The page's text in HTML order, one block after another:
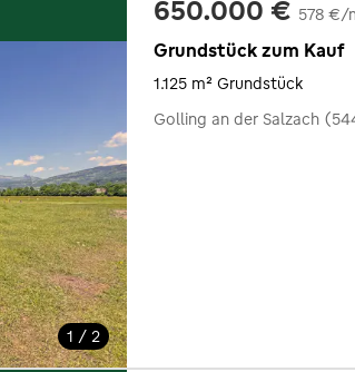
1 / 2
650.000 € 578 €/
Grundstück zum Kauf
1.125 m² Grundstück
Golling an der Salzach